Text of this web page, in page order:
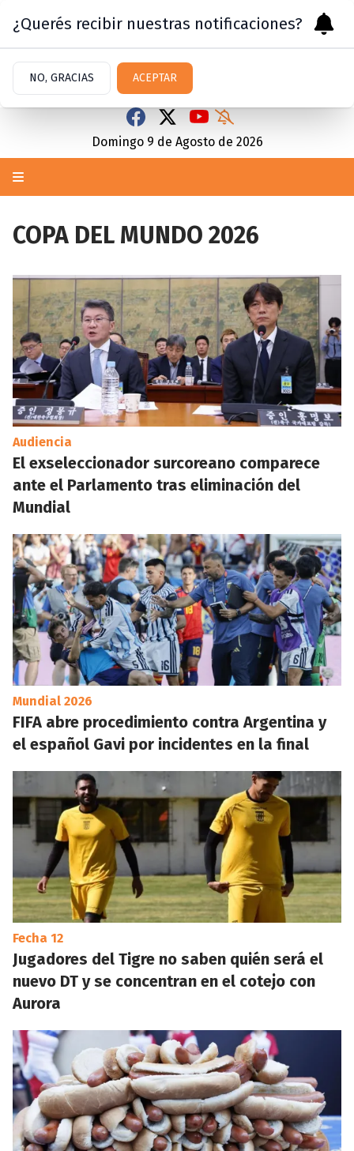
Domingo 9 de Agosto de 2026
COPA DEL MUNDO 2026
Audiencia
El exseleccionador surcoreano comparece
ante el Parlamento tras eliminación del
Mundial
Mundial 2026
FIFA abre procedimiento contra Argentina y
el español Gavi por incidentes en la final
Fecha 12
Jugadores del Tigre no saben quién será el
nuevo DT y se concentran en el cotejo con
Aurora
¿Querés recibir nuestras notificaciones?
NO, GRACIAS ACEPTAR